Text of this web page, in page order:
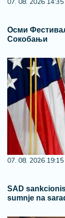
Осми
Сокобањи
07. 08. 2026 19:15
SAD
sumnje na